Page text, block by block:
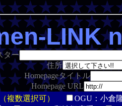
LINK
ター
住所
Homepageタイトル
Homepage URL
複数選択可）
OGU：小